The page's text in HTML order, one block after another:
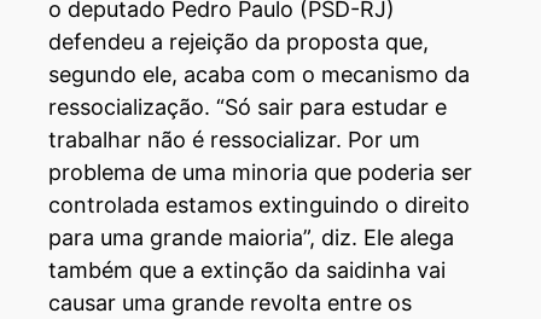
o deputado Pedro Paulo (PSD-RJ)
defendeu a rejeição da proposta que,
segundo ele, acaba com o mecanismo da
ressocialização. “Só sair para estudar e
trabalhar não é ressocializar. Por um
problema de uma minoria que poderia ser
controlada estamos extinguindo o direito
para uma grande maioria”, diz. Ele alega
também que a extinção da saidinha vai
causar uma grande revolta entre os